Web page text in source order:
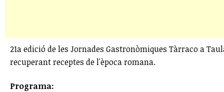
21a edició de les Jornades Gastronòmiques Tàrraco a
recuperant receptes de l'època romana.
Programa: